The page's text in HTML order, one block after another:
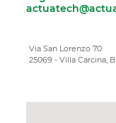
Via San Lorenzo 70
25069 - Villa Carcina,